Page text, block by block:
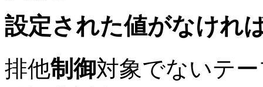
設定された値がなけれ
排他制御対象でないテ